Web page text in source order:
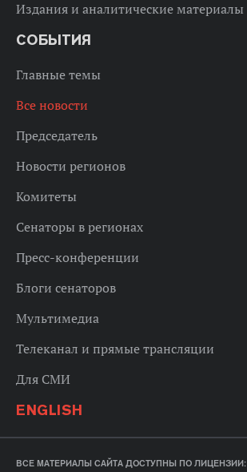
Издания и аналитические материалы
СОБЫТИЯ
Главные темы
Все новости
Председатель
Новости регионов
Комитеты
Сенаторы в регионах
Пресс-конференции
Блоги сенаторов
Мультимедиа
Телеканал и прямые трансляции
Для СМИ
ENGLISH
ВСЕ МАТЕРИАЛЫ САЙТА ДОСТУПНЫ ПО ЛИЦЕНЗИИ: